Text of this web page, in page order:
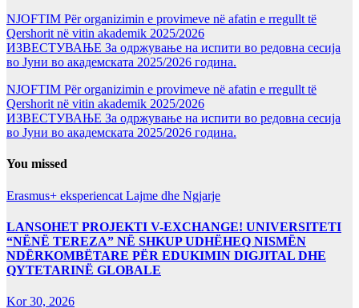
NJOFTIM Për organizimin e provimeve në afatin e rregullt të
Qershorit në vitin akademik 2025/2026
ИЗВЕСТУВАЊЕ За одржување на испити во редовна сесија
во Јуни во академската 2025/2026 година.
NJOFTIM Për organizimin e provimeve në afatin e rregullt të
Qershorit në vitin akademik 2025/2026
ИЗВЕСТУВАЊЕ За одржување на испити во редовна сесија
во Јуни во академската 2025/2026 година.
You missed
Erasmus+ eksperiencat Lajme dhe Ngjarje
LANSOHET PROJEKTI V-EXCHANGE! UNIVERSITETI
“NËNË TEREZA” NË SHKUP UDHËHEQ NISMËN
NDËRKOMBËTARE PËR EDUKIMIN DIGJITAL DHE
QYTETARINË GLOBALE
Kor 30, 2026